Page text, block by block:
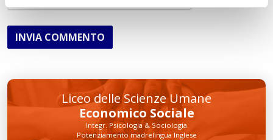
INVIA COMMENTO
Liceo delle Scienze Umane
Economico Sociale
Integr. Psicologia & Sociologia
Potenziamento madrelingua Inglese